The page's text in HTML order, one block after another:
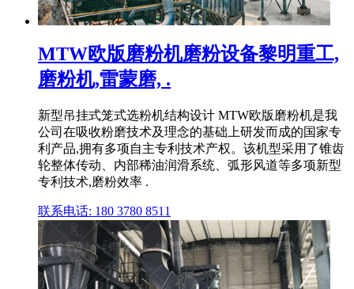
MTW欧版磨粉机磨粉设备黎明重工,
磨粉机,雷蒙磨, .
新型吊挂式笼式选粉机结构设计 MTW欧版磨粉机是我
公司在吸收粉磨技术及理念的基础上研发而成的国家专
利产品,拥有多项自主专利技术产权。该机型采用了锥齿
轮整体传动、内部稀油润滑系统、弧形风道等多项新型
专利技术,磨粉效率 .
联系电话: 180 3780 8511